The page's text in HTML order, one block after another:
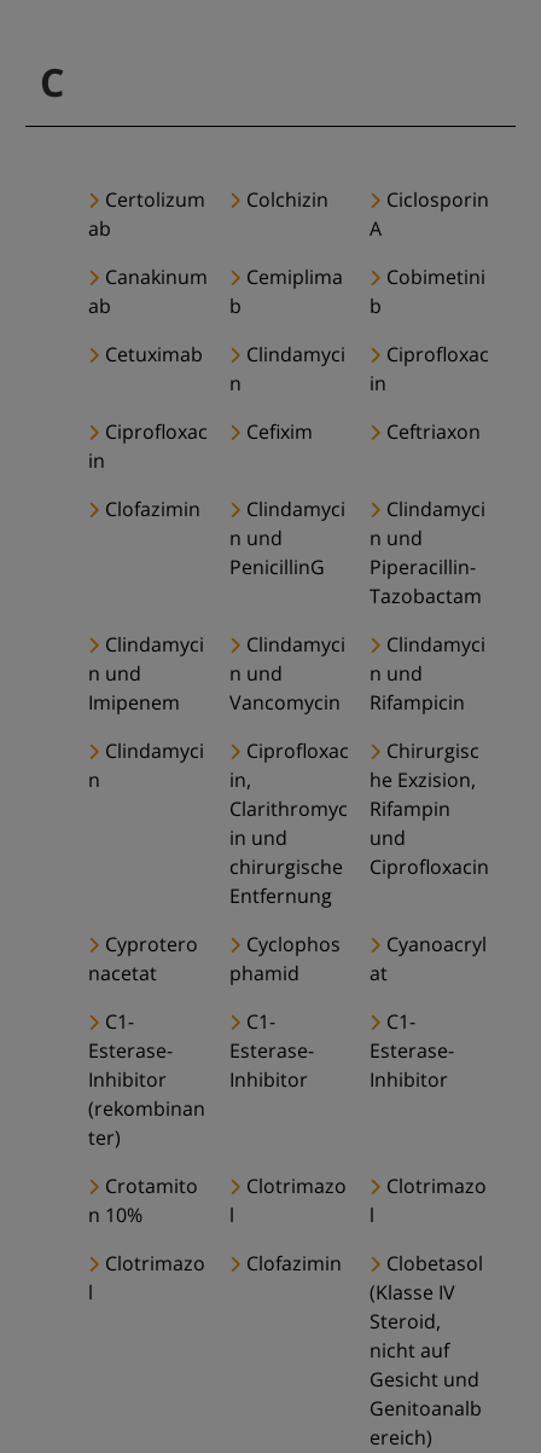
C
Certolizum
ab
Colchizin
Ciclosporin
A
Canakinum
ab
Cemiplima
b
Cobimetini
b
Cetuximab
Clindamyci
n
Ciprofloxac
in
Ciprofloxac
in
Cefixim Ceftriaxon
Clofazimin
Clindamyci
n und
PenicillinG
Clindamyci
n und
Piperacillin-
Tazobactam
Clindamyci
n und
Imipenem
Clindamyci
n und
Vancomycin
Clindamyci
n und
Rifampicin
Clindamyci
n
Ciprofloxac
in,
Clarithromyc
in und
chirurgische
Entfernung
Chirurgisc
he Exzision,
Rifampin
und
Ciprofloxacin
Cyprotero
nacetat
Cyclophos
phamid
Cyanoacryl
at
C1-
Esterase-
Inhibitor
(rekombinan
ter)
C1-
Esterase-
Inhibitor
C1-
Esterase-
Inhibitor
Crotamito
n 10%
Clotrimazo
l
Clotrimazo
l
Clotrimazo
l
Clofazimin
Clobetasol
(Klasse IV
Steroid,
nicht auf
Gesicht und
Genitoanalb
ereich)